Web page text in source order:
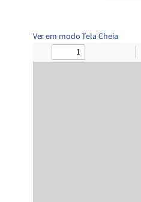
Ver em modo Tela Cheia